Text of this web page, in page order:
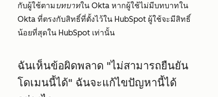
กับผู้ใช้ตาม บทบาทใน Okta หากผู้ใช้ไม่มีบทบาทใน
Okta ที่ตรงกับสิทธิ์ที่ตั้งไว้ใน HubSpot ผู้ใช้จะมีสิทธิ์
น้อยที่สุดใน HubSpot เท่านั้น
ฉันเห็นข้อผิดพลาด "ไม่สามารถยืนยัน
โดเมนนี้ได้" ฉันจะแก้ไขปัญหานี้ได้